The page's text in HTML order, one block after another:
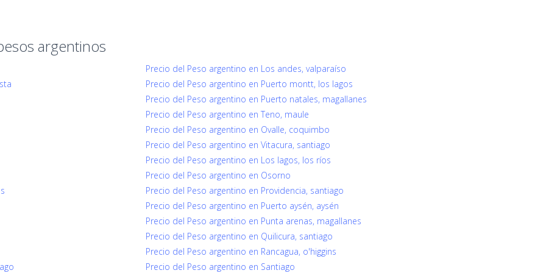
argentinos
Precio del Peso argentino en Los andes, valparaíso
Precio del Peso argentino en Puerto montt, los lagos
Precio del Peso argentino en Puerto natales, magallanes
Precio del Peso argentino en Teno, maule
Precio del Peso argentino en Ovalle, coquimbo
Precio del Peso argentino en Vitacura, santiago
Precio del Peso argentino en Los lagos, los ríos
Precio del Peso argentino en Osorno
Precio del Peso argentino en Providencia, santiago
Precio del Peso argentino en Puerto aysén, aysén
Precio del Peso argentino en Punta arenas, magallanes
Precio del Peso argentino en Quilicura, santiago
Precio del Peso argentino en Rancagua, o'higgins
Precio del Peso argentino en Santiago